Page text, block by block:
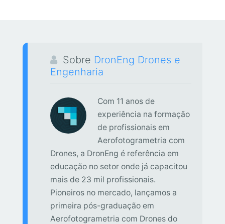
Sobre DronEng Drones e
Engenharia
Com 11 anos de
experiência na formação
de profissionais em
Aerofotogrametria com
Drones, a DronEng é referência em
educação no setor onde já capacitou
mais de 23 mil profissionais.
Pioneiros no mercado, lançamos a
primeira pós-graduação em
Aerofotogrametria com Drones do